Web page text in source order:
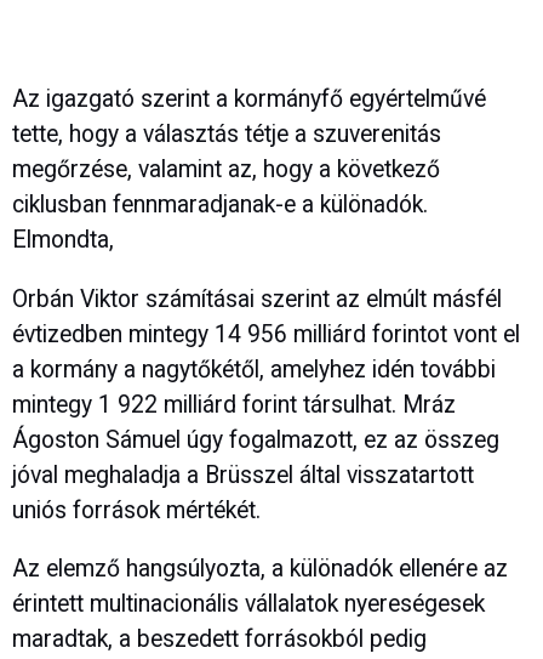
Az igazgató szerint a kormányfő egyértelművé
tette, hogy a választás tétje a szuverenitás
megőrzése, valamint az, hogy a következő
ciklusban fennmaradjanak-e a különadók.
Elmondta,
Orbán Viktor számításai szerint az elmúlt másfél
évtizedben mintegy 14 956 milliárd forintot vont el
a kormány a nagytőkétől, amelyhez idén további
mintegy 1 922 milliárd forint társulhat. Mráz
Ágoston Sámuel úgy fogalmazott, ez az összeg
jóval meghaladja a Brüsszel által visszatartott
uniós források mértékét.
Az elemző hangsúlyozta, a különadók ellenére az
érintett multinacionális vállalatok nyereségesek
maradtak, a beszedett forrásokból pedig